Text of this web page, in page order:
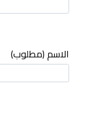
الاسم (مطلوب)